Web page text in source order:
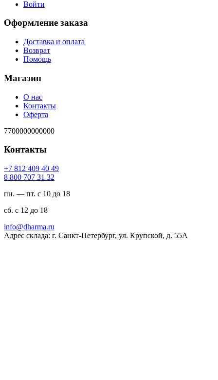
Войти
Оформление заказа
Доставка и оплата
Возврат
Помощь
Магазин
О нас
Контакты
Оферта
7700000000000
Контакты
94 04 904 218 7+
23 13 707 008 8
пн. — пт. с 10 до 18
сб. с 12 до 18
ur.amrahd@ofni
Адрес склада: г. Санкт-Петербург, ул. Крупской, д. 55А